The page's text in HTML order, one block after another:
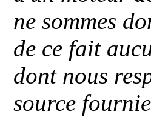
ne sommes
de ce fait
dont nous
source